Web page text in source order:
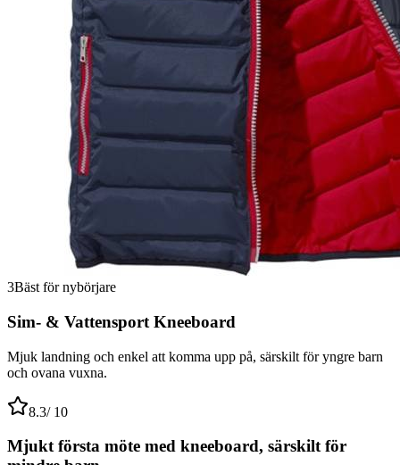
3Bäst för nybörjare
Sim- & Vattensport Kneeboard
Mjuk landning och enkel att komma upp på, särskilt för yngre barn
och ovana vuxna.
8.3/ 10
Mjukt första möte med kneeboard, särskilt för